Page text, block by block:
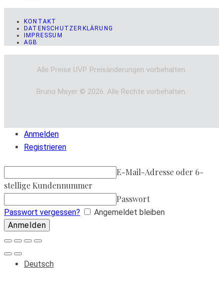
KONTAKT
DATENSCHUTZERKLÄRUNG
IMPRESSUM
AGB
Alle Preise UVP. Preisänderungen vorbehalten.
Bruno Mayer © 2026. Alle Rechte vorbehalten.
Anmelden
Registrieren
E-Mail-Adresse oder 6-
stellige Kundennummer
Passwort
Passwort vergessen? Angemeldet bleiben
Deutsch